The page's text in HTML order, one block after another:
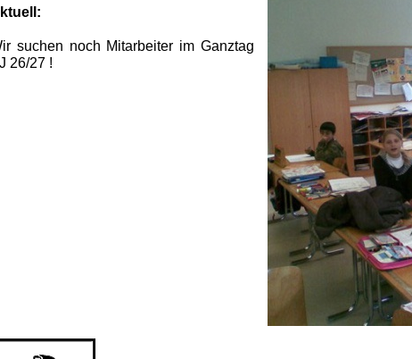
suchen noch Mitarbeiter im Ganztag
26/27 !